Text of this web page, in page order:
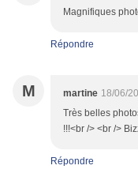
Magnifiques
Répondre
M martine 18/06/
Très belles
!!!<br /> <br />
Répondre